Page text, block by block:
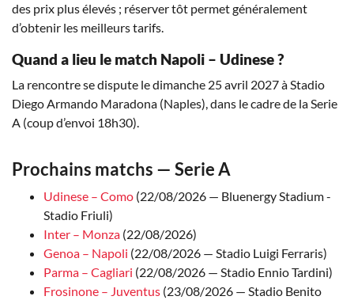
des prix plus élevés ; réserver tôt permet généralement
d’obtenir les meilleurs tarifs.
Quand a lieu le match Napoli – Udinese ?
La rencontre se dispute le dimanche 25 avril 2027 à Stadio
Diego Armando Maradona (Naples), dans le cadre de la Serie
A (coup d’envoi 18h30).
Prochains matchs — Serie A
Udinese – Como (22/08/2026 — Bluenergy Stadium -
Stadio Friuli)
Inter – Monza (22/08/2026)
Genoa – Napoli (22/08/2026 — Stadio Luigi Ferraris)
Parma – Cagliari (22/08/2026 — Stadio Ennio Tardini)
Frosinone – Juventus (23/08/2026 — Stadio Benito